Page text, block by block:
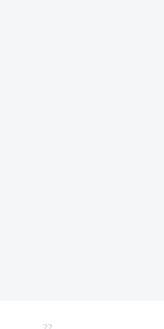
22